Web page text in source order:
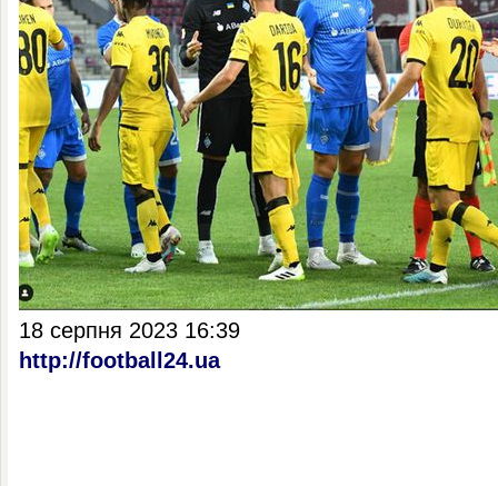
18 серпня 2023 16:39
http://football24.ua